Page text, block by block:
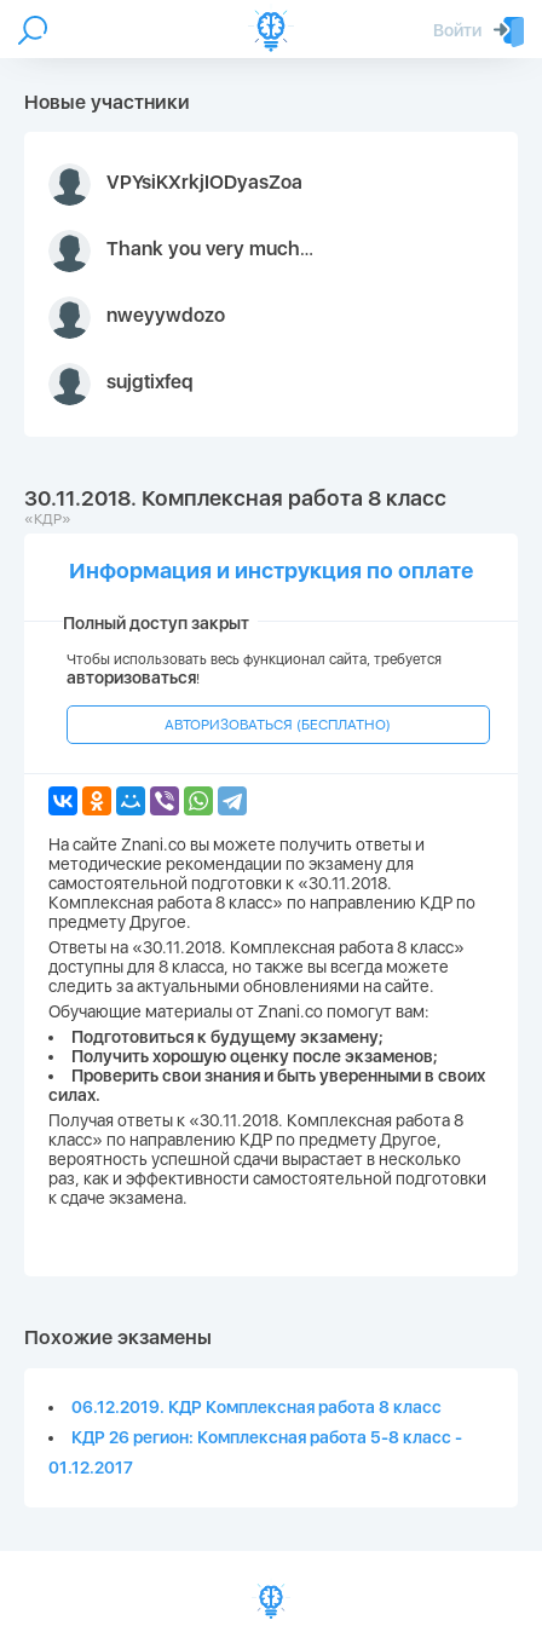
Войти
Новые участники
VPYsiKXrkjIODyasZoa
Thank you very much for your inquiry We appreciate you 9126052 https://youtube.com faceapple !
nweyywdozo
sujgtixfeq
30.11.2018. Комплексная работа 8 класс
«КДР»
Информация и инструкция по оплате
Полный доступ закрыт
Чтобы использовать весь функционал сайта, требуется
авторизоваться!
АВТОРИЗОВАТЬСЯ (БЕСПЛАТНО)
На сайте Znani.co вы можете получить ответы и
методические рекомендации по экзамену для
самостоятельной подготовки к «30.11.2018.
Комплексная работа 8 класс» по направлению КДР по
предмету Другое.
Ответы на «30.11.2018. Комплексная работа 8 класс»
доступны для 8 класса, но также вы всегда можете
следить за актуальными обновлениями на сайте.
Обучающие материалы от Znani.co помогут вам:
Подготовиться к будущему экзамену;
Получить хорошую оценку после экзаменов;
Проверить свои знания и быть уверенными в своих
силах.
Получая ответы к «30.11.2018. Комплексная работа 8
класс» по направлению КДР по предмету Другое,
вероятность успешной сдачи вырастает в несколько
раз, как и эффективности самостоятельной подготовки
к сдаче экзамена.
Похожие экзамены
06.12.2019. КДР Комплексная работа 8 класс
КДР 26 регион: Комплексная работа 5-8 класс -
01.12.2017